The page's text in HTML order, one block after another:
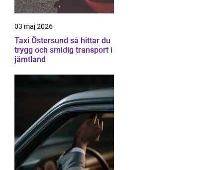
03 maj 2026
Taxi Östersund så hittar du
trygg och smidig transport i
jämtland